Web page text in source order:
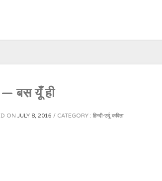
— बस यूँ ही
ON JULY 8, 2016 CATEGORY : हिन्दी-उर्दू कविता